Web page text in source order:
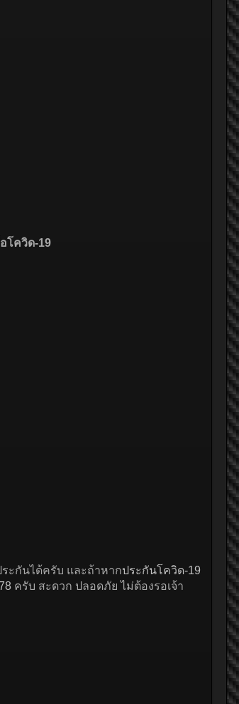
โควิด-19
ระกันได้ครับ และถ้าหากประกันโควิด-19
ครับ สะดวก ปลอดภัย ไม่ต้องรอเจ้า